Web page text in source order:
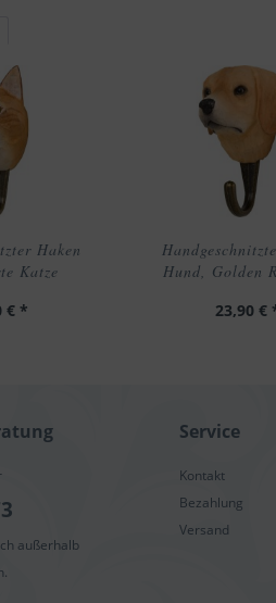
Haken
Katze
€ *
Hund, Golden
23,90 €
außerhalb
Service
Kontakt
Bezahlung
Versand